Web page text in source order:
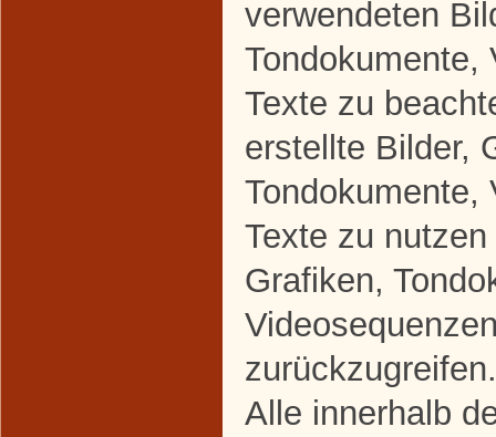
verwendeten
Tondokumente,
Texte zu
erstellte Bilder,
Tondokumente,
Texte zu
Grafiken,
zurückzugreifen.
Alle innerhalb